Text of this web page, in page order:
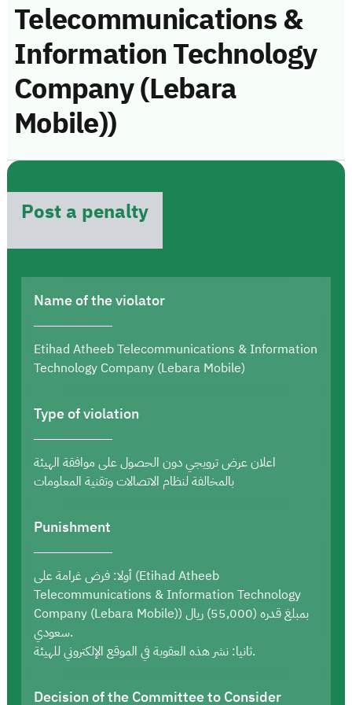
Telecommunications &
Information Technology
Company (Lebara
Mobile))
Post a penalty
Name of the violator
Etihad Atheeb Telecommunications & Information
Technology Company (Lebara Mobile)
Type of violation
اعلان عرض ترويجي دون الحصول على موافقة الهيئة
بالمخالفة لنظام الاتصالات وتقنية المعلومات
Punishment
أولا: فرض غرامة على (Etihad Atheeb
Telecommunications & Information Technology
Company (Lebara Mobile)) بمبلغ قدره (55,000) ريال
سعودي.
ثانيا: نشر هذه العقوبة في الموقع الإلكتروني للهيئة.
Decision of the Committee to Consider